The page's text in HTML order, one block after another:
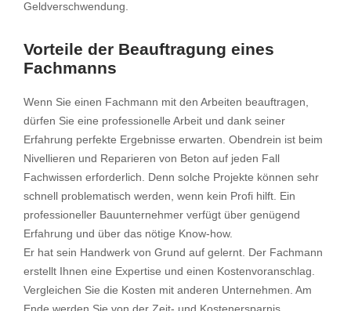
Geldverschwendung.
Vorteile der Beauftragung eines
Fachmanns
Wenn Sie einen Fachmann mit den Arbeiten beauftragen,
dürfen Sie eine professionelle Arbeit und dank seiner
Erfahrung perfekte Ergebnisse erwarten. Obendrein ist beim
Nivellieren und Reparieren von Beton auf jeden Fall
Fachwissen erforderlich. Denn solche Projekte können sehr
schnell problematisch werden, wenn kein Profi hilft. Ein
professioneller Bauunternehmer verfügt über genügend
Erfahrung und über das nötige Know-how.
Er hat sein Handwerk von Grund auf gelernt. Der Fachmann
erstellt Ihnen eine Expertise und einen Kostenvoranschlag.
Vergleichen Sie die Kosten mit anderen Unternehmen. Am